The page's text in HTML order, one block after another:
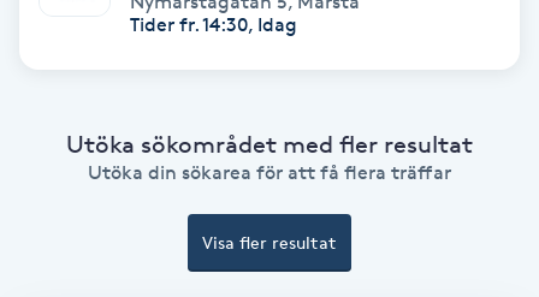
Diamantslipning
Enzympeeling
Extensions borttagning
Tider fr. 14:30, Idag
Utöka sökområdet med fler resultat
Utöka din sökarea för att få flera träffar
Visa fler resultat